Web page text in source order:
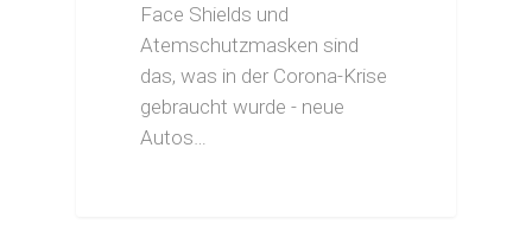
Face Shields und
Atemschutzmasken sind
das, was in der Corona-Krise
gebraucht wurde - neue
Autos…